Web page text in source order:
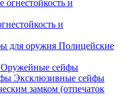
и
Полицейские
Оружейные сейфы
Эксклюзивные сейфы